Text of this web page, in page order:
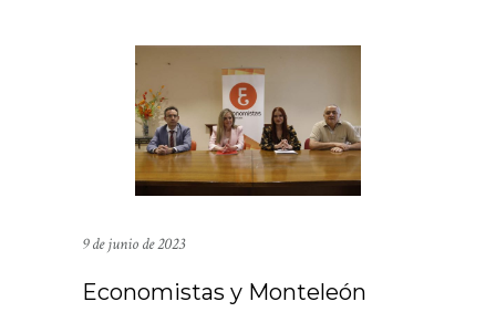
9 de junio de 2023
Economistas y Monteleón